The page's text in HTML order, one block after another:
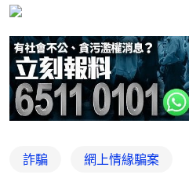
詐騙 網上情緣騙案